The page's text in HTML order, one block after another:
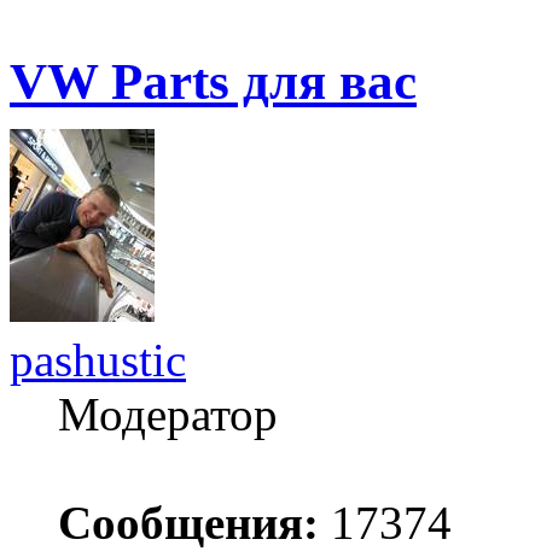
VW Parts для вас
pashustic
Модератор
Сообщения: 17374